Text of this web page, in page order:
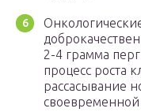
2-4 грамма
процесс роста
рассасывание
своевременной